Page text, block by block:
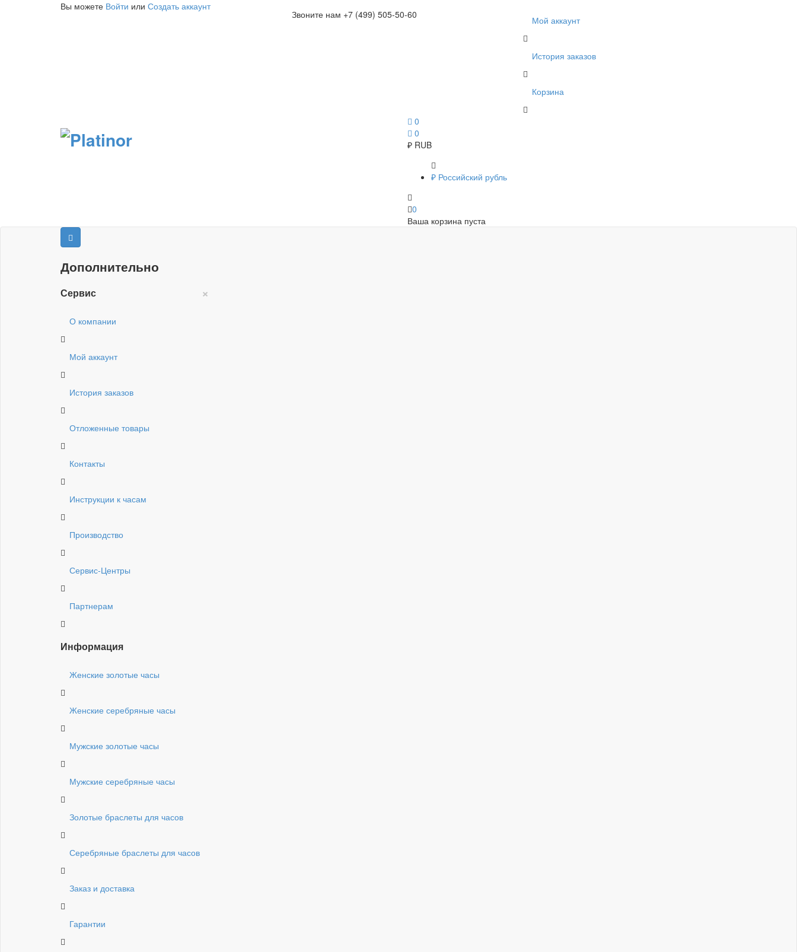
Вы можете Войти или Создать аккаунт
Звоните нам +7 (499) 505-50-60 Мой аккаунт
История заказов
Корзина
0
0
₽ RUB
₽ Российский рубль
0
Ваша корзина пуста
Дополнительно
×
Сервис
О компании
Мой аккаунт
История заказов
Отложенные товары
Контакты
Инструкции к часам
Производство
Сервис-Центры
Партнерам
Информация
Женские золотые часы
Женские серебряные часы
Мужские золотые часы
Мужские серебряные часы
Золотые браслеты для часов
Серебряные браслеты для часов
Заказ и доставка
Гарантии